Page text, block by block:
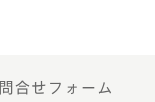
問合せフォーム